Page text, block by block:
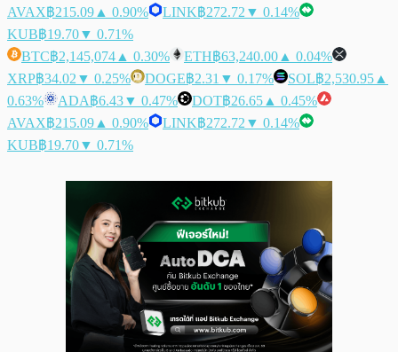
AVAX฿215.09 ▲ 0.90% LINK฿272.72 ▼ 0.14%
KUB฿19.70▼ 0.71%
BTC฿2,145,074 ▲ 0.30% ETH฿63,240.00 ▲ 0.04%
XRP฿34.02 ▼ 0.25% DOGE฿2.31 ▼ 0.17% SOL฿2,530.95 ▲
0.63%
ADA฿6.43▼ 0.47% DOT฿26.65 ▲ 0.45%
AVAX฿215.09 ▲ 0.90% LINK฿272.72 ▼ 0.14%
KUB฿19.70▼ 0.71%